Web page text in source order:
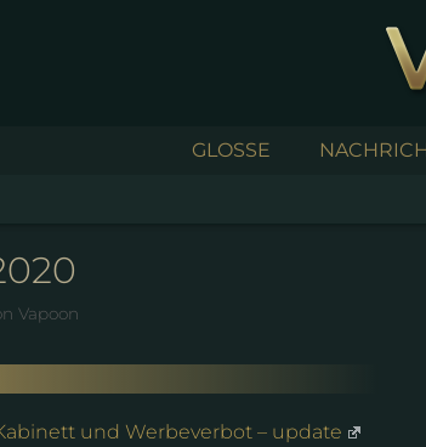
GLOSSE
Vapoon
und Werbeverbot – update